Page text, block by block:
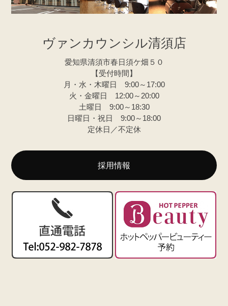
ヴァンカウンシル清須店
愛知県清須市春日須ケ畑５０
【受付時間】
月・水・木曜日 9:00～17:00
火・金曜日 12:00～20:00
土曜日 9:00～18:30
日曜日・祝日 9:00～18:00
定休日／不定休
採用情報